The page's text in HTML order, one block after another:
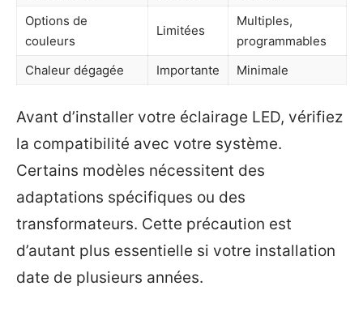
Options de
couleurs
Limitées
Multiples,
programmables
Chaleur dégagée
Importante Minimale
Avant d’installer votre éclairage LED, vérifiez
la compatibilité avec votre système.
Certains modèles nécessitent des
adaptations spécifiques ou des
transformateurs. Cette précaution est
d’autant plus essentielle si votre installation
date de plusieurs années.